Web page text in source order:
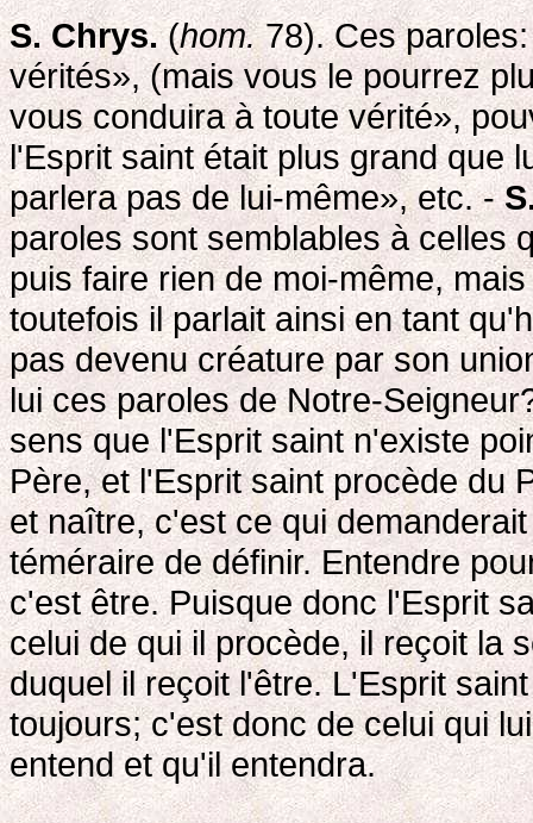
S. Chrys.(hom.78). Ces
vérités», (mais vous le pourrez
vous conduira à toute vérité»,
l'Esprit saint était plus grand que
parlera pas de lui-même», etc. -
paroles sont semblables à celles
puis faire rien de moi-même,
toutefois il parlait ainsi en tant
pas devenu créature par son
lui ces paroles de Notre-
sens que l'Esprit saint n'existe
Père, et l'Esprit saint procède du
et naître, c'est ce qui
téméraire de définir. Entendre
c'est être. Puisque donc l'Esprit
celui de qui il procède, il reçoit la
duquel il reçoit l'être. L'Esprit
toujours; c'est donc de celui qui
entend et qu'il entendra.